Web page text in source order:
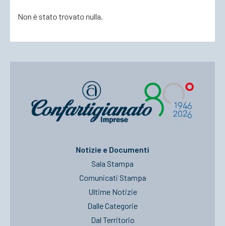
Il Sistema
Non è stato trovato nulla.
Notizie e Documenti
Sala Stampa
Comunicati Stampa
Ultime Notizie
Dalle Categorie
Dal Territorio